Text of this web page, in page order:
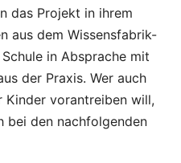
das Projekt in ihrem
aus dem Wissensfabrik-
in Absprache mit
der Praxis. Wer auch
Kinder vorantreiben will,
bei den nachfolgenden